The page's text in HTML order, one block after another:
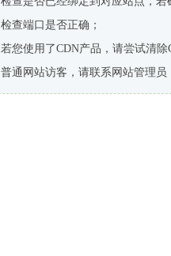
检查端口是否正确；
若您使用了CDN产品，请尝试清除
普通网站访客，请联系网站管理员